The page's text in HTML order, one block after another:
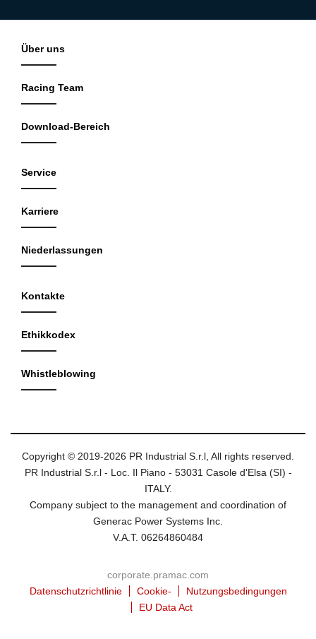
Über uns
Racing Team
Download-Bereich
Service
Karriere
Niederlassungen
Kontakte
Ethikkodex
Whistleblowing
Copyright © 2019-2026 PR Industrial S.r.l, All rights reserved.
PR Industrial S.r.l - Loc. Il Piano - 53031 Casole d'Elsa (SI) -
ITALY.
Company subject to the management and coordination of
Generac Power Systems Inc.
V.A.T. 06264860484
corporate.pramac.com
Datenschutzrichtlinie
Cookie-
Nutzungsbedingungen
EU Data Act